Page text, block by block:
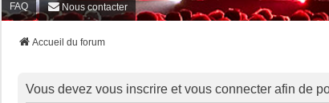
FAQ Nous contacter
Accueil du forum
Vous devez vous inscrire et vous connecter afin de